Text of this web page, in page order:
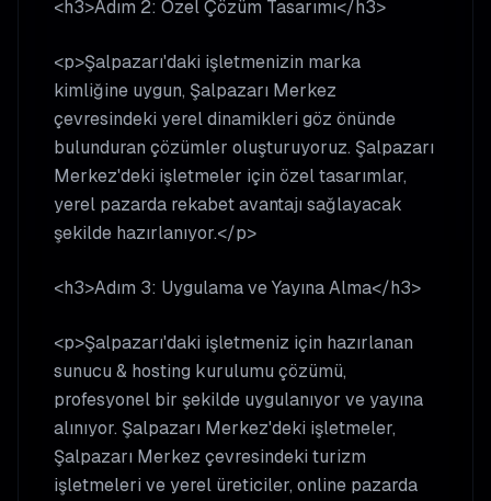
<h3>Adım 2: Özel Çözüm Tasarımı</h3>
<p>Şalpazarı'daki işletmenizin marka
kimliğine uygun, Şalpazarı Merkez
çevresindeki yerel dinamikleri göz önünde
bulunduran çözümler oluşturuyoruz. Şalpazarı
Merkez'deki işletmeler için özel tasarımlar,
yerel pazarda rekabet avantajı sağlayacak
şekilde hazırlanıyor.</p>
<h3>Adım 3: Uygulama ve Yayına Alma</h3>
<p>Şalpazarı'daki işletmeniz için hazırlanan
sunucu & hosting kurulumu çözümü,
profesyonel bir şekilde uygulanıyor ve yayına
alınıyor. Şalpazarı Merkez'deki işletmeler,
Şalpazarı Merkez çevresindeki turizm
işletmeleri ve yerel üreticiler, online pazarda